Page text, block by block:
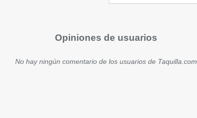
Opiniones de usuarios
No hay ningún comentario de los usuarios de Taquilla.com